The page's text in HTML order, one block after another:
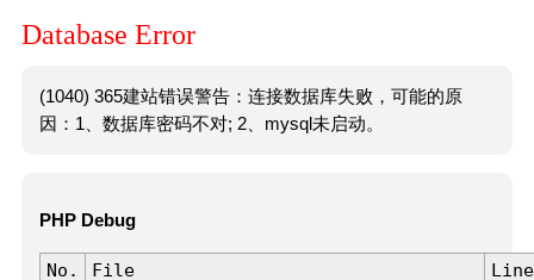
Database Error
(1040) 365建站错误警告：连接数据库失败，可能的原
因：1、数据库密码不对; 2、mysql未启动。
PHP Debug
No. File
Line